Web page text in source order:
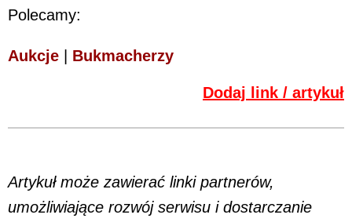
Polecamy:
Aukcje | Bukmacherzy
Dodaj link / artykuł
Artykuł może zawierać linki partnerów,
umożliwiające rozwój serwisu i dostarczanie